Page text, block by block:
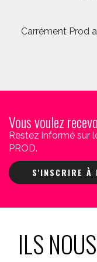
Carrément Prod
Vous voulez
Restez informé sur
PROD.
S'INSCRIRE À
ILS